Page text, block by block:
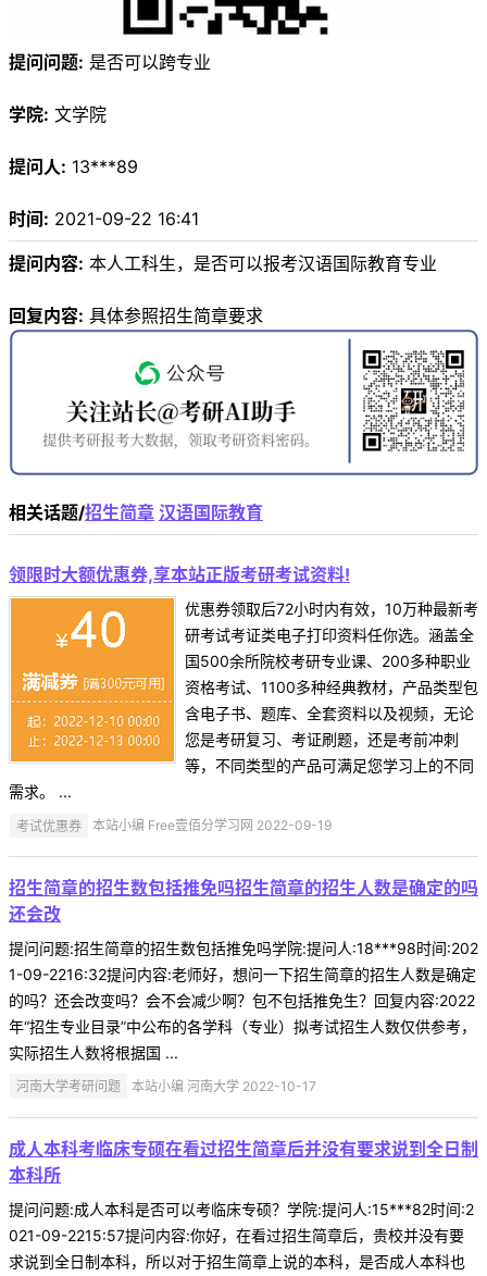
提问问题: 是否可以跨专业
学院: 文学院
提问人: 13***89
时间: 2021-09-22 16:41
提问内容: 本人工科生，是否可以报考汉语国际教育专业
回复内容: 具体参照招生简章要求
相关话题/招生简章 汉语国际教育
领限时大额优惠券,享本站正版考研考试资料!
优惠券领取后72小时内有效，10万种最新考
研考试考证类电子打印资料任你选。涵盖全
国500余所院校考研专业课、200多种职业
资格考试、1100多种经典教材，产品类型包
含电子书、题库、全套资料以及视频，无论
您是考研复习、考证刷题，还是考前冲刺
等，不同类型的产品可满足您学习上的不同
需求。 ...
考试优惠券 本站小编 Free壹佰分学习网 2022-09-19
招生简章的招生数包括推免吗招生简章的招生人数是确定的吗
还会改
提问问题:招生简章的招生数包括推免吗学院:提问人:18***98时间:202
1-09-2216:32提问内容:老师好，想问一下招生简章的招生人数是确定
的吗？还会改变吗？会不会减少啊？包不包括推免生？回复内容:2022
年“招生专业目录”中公布的各学科（专业）拟考试招生人数仅供参考，
实际招生人数将根据国 ...
河南大学考研问题 本站小编 河南大学 2022-10-17
成人本科考临床专硕在看过招生简章后并没有要求说到全日制
本科所
提问问题:成人本科是否可以考临床专硕？学院:提问人:15***82时间:2
021-09-2215:57提问内容:你好，在看过招生简章后，贵校并没有要
求说到全日制本科，所以对于招生简章上说的本科，是否成人本科也